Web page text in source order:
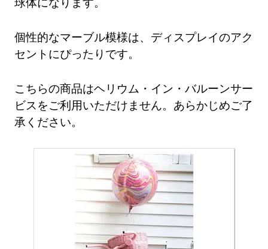
個性的なマーブル模様は、ディスプレイのアク
セントにぴったりです。
こちらの商品はヘリウム・イン・バルーンサー
ビスをご利用いただけません。あらかじめご了
承ください。